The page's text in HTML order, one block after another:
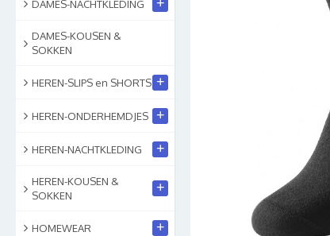
DAMES-NACHTKLEDING
DAMES-KOUSEN &
SOKKEN
HEREN-SLIPS en SHORTS +
HEREN-ONDERHEMDJES +
HEREN-NACHTKLEDING +
HEREN-KOUSEN &
SOKKEN
+
HOMEWEAR +